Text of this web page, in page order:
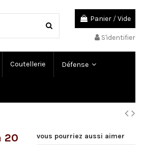
Panier /Vide
S'identifier
Coutellerie Défense
20
vous pourriez aussi aimer